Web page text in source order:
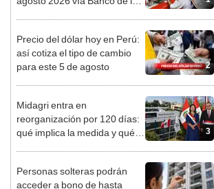
2
Precio del dólar hoy en Perú:
así cotiza el tipo de cambio
para este 5 de agosto
3
Midagri entra en
reorganización por 120 días:
qué implica la medida y qué
Personas solteras podrán
acceder a bono de hasta